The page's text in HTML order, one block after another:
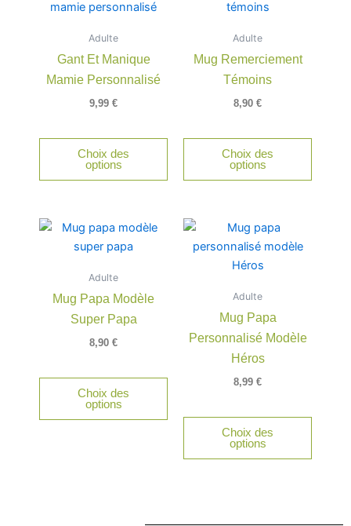
Adulte
Gant Et Manique
Mamie Personnalisé
9,99 €
Choix des
options
Adulte
Mug Remerciement
Témoins
8,90 €
Choix des
options
Adulte
Mug Papa Modèle
Super Papa
8,90 €
Choix des
options
Adulte
Mug Papa
Personnalisé Modèle
Héros
8,99 €
Choix des
options